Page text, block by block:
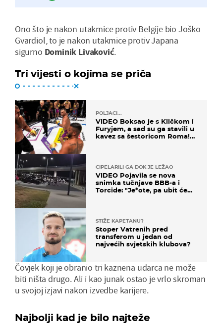
Ono što je nakon utakmice protiv Belgije bio Joško
Gvardiol, to je nakon utakmice protiv Japana
sigurno Dominik Livaković.
Tri vijesti o kojima se priča
POLJACI...
VIDEO Boksao je s Kličkom i
Furyjem, a sad su ga stavili u
kavez sa šestoricom Roma!
CIPELARILI GA DOK JE LEŽAO
VIDEO Pojavila se nova
snimka tučnjave BBB-a i
Torcide: "Je*ote, pa ubit će
STIŽE KAPETANU?
Stoper Vatrenih pred
transferom u jedan od
najvećih svjetskih klubova?
Čovjek koji je obranio tri kaznena udarca ne može
biti ništa drugo. Ali i kao junak ostao je vrlo skroman
u svojoj izjavi nakon izvedbe karijere.
Najbolji kad je bilo najteže